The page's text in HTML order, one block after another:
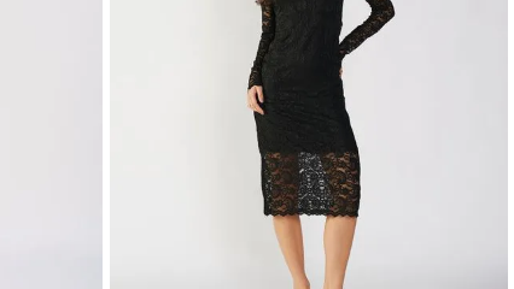
M